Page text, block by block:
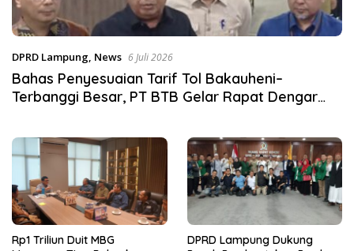
DPRD Lampung, News 6 Juli 2026
Bahas Penyesuaian Tarif Tol Bakauheni–
Terbanggi Besar, PT BTB Gelar Rapat Dengar
Rp1 Triliun Duit MBG
DPRD Lampung Dukung